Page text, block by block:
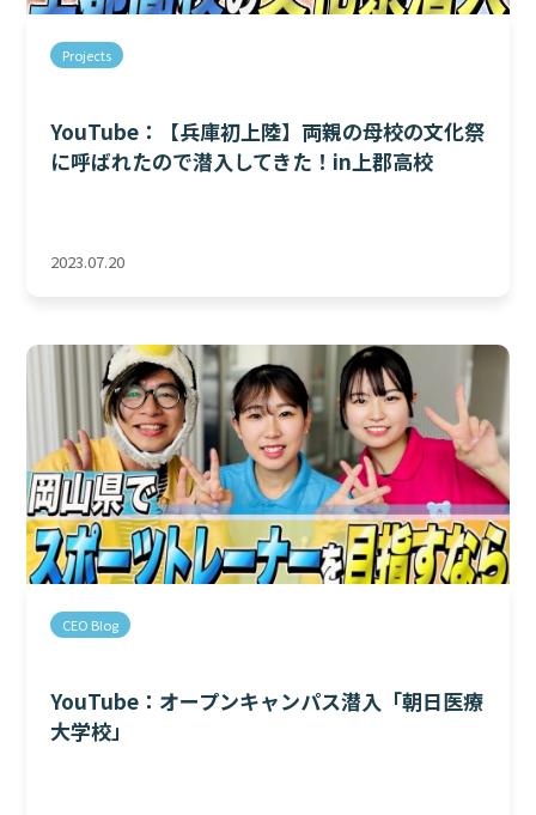
Projects
YouTube：【兵庫初上陸】両親の母校の文化祭
に呼ばれたので潜入してきた！in上郡高校
2023.07.20
CEO Blog
YouTube：オープンキャンパス潜入「朝日医療
大学校」